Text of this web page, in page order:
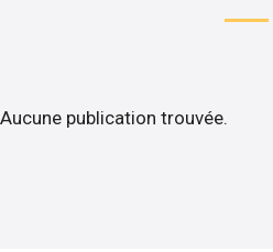
Aucune publication trouvée.